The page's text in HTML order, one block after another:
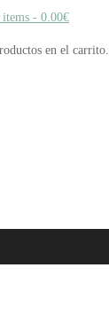
items - 0.00€
en el carrito.